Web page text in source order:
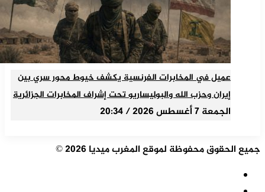
عميل في المخابرات الفرنسية يكشف خيوط محور سري بين
إيران وحزب الله والبوليساريو تحت إشراف المخابرات الجزائرية
الجمعة 7 أغسطس 2026 / 20:34
جميع الحقوق محفوظة لموقع المغرب ميديا 2026 ©